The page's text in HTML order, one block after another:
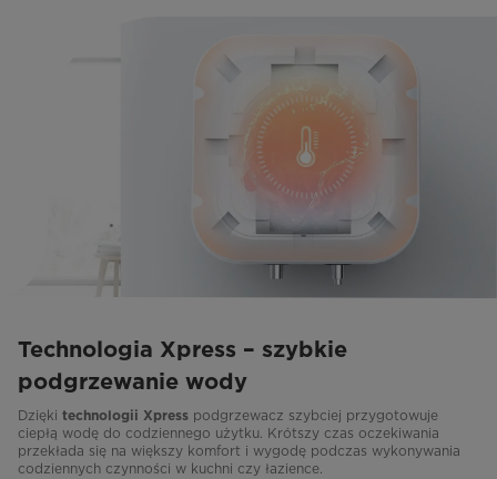
Technologia Xpress – szybkie
podgrzewanie wody
Dzięki technologii Xpress podgrzewacz szybciej przygotowuje
ciepłą wodę do codziennego użytku. Krótszy czas oczekiwania
przekłada się na większy komfort i wygodę podczas wykonywania
codziennych czynności w kuchni czy łazience.